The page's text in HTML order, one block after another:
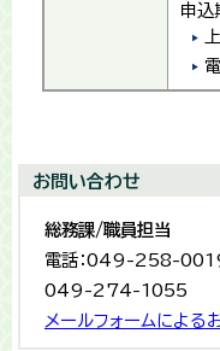
申込
お問い合わせ
総務課/職員担当
電話：049-258-
049-274-1055
メールフォームによる